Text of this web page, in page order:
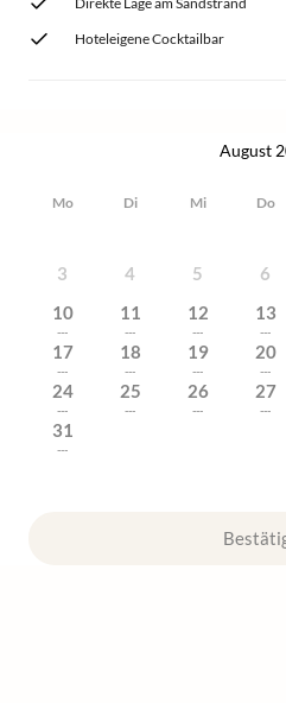
Hoteleigene Cocktailbar
August
Mo Di Mi Do
3
4 5 6
10
---
11
---
12
---
13
---
17
---
18
---
19
---
20
---
24
---
25
---
26
---
27
---
31
---